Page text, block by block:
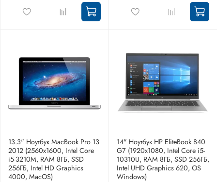
13.3" Ноутбук MacBook Pro 13
2012 (2560x1600, Intel Core
i5-3210M, RAM 8ГБ, SSD
256ГБ, Intel HD Graphics
4000, MacOS)
14" Ноутбук HP EliteBook 840
G7 (1920x1080, Intel Core i5-
10310U, RAM 8ГБ, SSD 256ГБ,
Intel UHD Graphics 620, OS
Windows)